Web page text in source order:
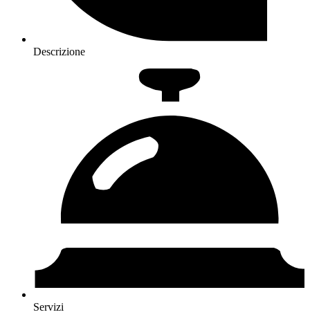
Descrizione
Servizi